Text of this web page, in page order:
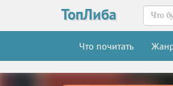
ТопЛиба
Что почитать